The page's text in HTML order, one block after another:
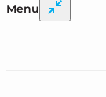
Menu